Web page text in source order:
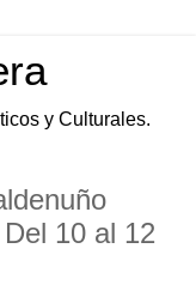
y Culturales.
10 al 12